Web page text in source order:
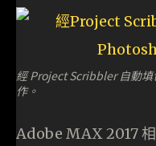
經 Project Scribbler 自動
作。
Adobe MAX 2017